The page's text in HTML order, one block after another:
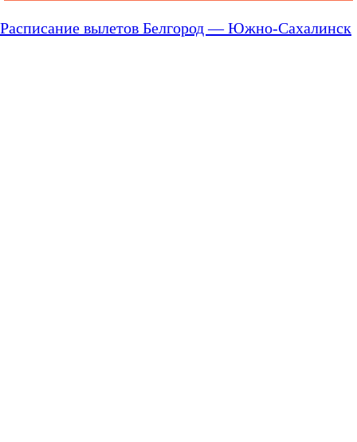
Расписание вылетов Белгород — Южно-Сахалинск